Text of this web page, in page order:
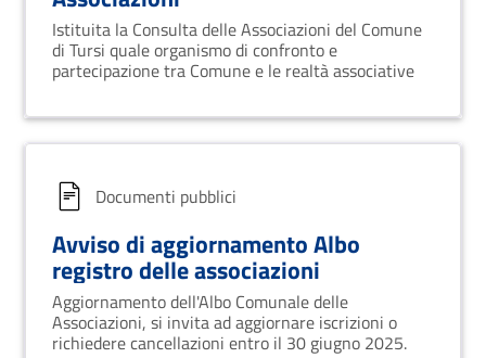
Istituita la Consulta delle Associazioni del Comune
di Tursi quale organismo di confronto e
partecipazione tra Comune e le realtà associative
Documenti pubblici
Avviso di aggiornamento Albo
registro delle associazioni
Aggiornamento dell'Albo Comunale delle
Associazioni, si invita ad aggiornare iscrizioni o
richiedere cancellazioni entro il 30 giugno 2025.